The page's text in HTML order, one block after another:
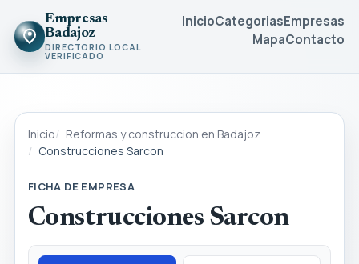
Empresas
Badajoz
DIRECTORIO LOCAL
VERIFICADO
InicioCategoriasEmpresas
MapaContacto
Inicio
Reformas y construccion en Badajoz
Construcciones Sarcon
FICHA DE EMPRESA
Construcciones Sarcon